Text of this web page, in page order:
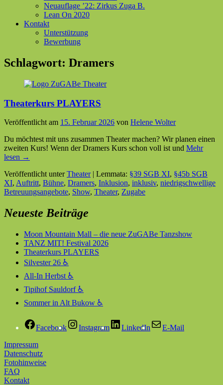
Neuauflage ’22: Zirkus Zuga B.
Lean On 2020
Kontakt
Unterstützung
Bewerbung
Schlagwort: Dramers
Theaterkurs PLAYERS
Veröffentlicht am 15. Februar 2026 von Helene Wolter
Du möchtest mit uns zusammen Theater machen? Wir planen einen
zweiten Kurs! Wenn der Dramers Kurs schon voll ist und Mehr
lesen →
Veröffentlicht unterTheater| Lemmata: §39 SGB XI, §45b SGB
XI, Auftritt, Bühne, Dramers, Inklusion, inklusiv, niedrigschwellige
Betreuungsangebote, Show, Theater, Zugabe
Neueste Beiträge
Moon Mountain Mall – die neue ZuGABe Tanzshow
TANZ MIT! Festival 2026
Theaterkurs PLAYERS
Silvester 26 ♿
All-In Herbst ♿
Tipihof Sauldorf ♿
Sommer in Alt Bukow ♿
Facebook Instagram LinkedIn
E-Mail
Impressum
Datenschutz
Fotohinweise
FAQ
Kontakt